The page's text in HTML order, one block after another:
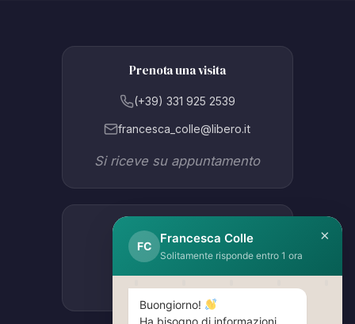
Prenota una visita
(+39) 331 925 2539
francesca_colle@libero.it
Si riceve su appuntamento
Studio Lissone
Via Como 47B
×
FC
Francesca Colle
Solitamente risponde entro 1 ora
Buongiorno!
Ha bisogno di informazioni